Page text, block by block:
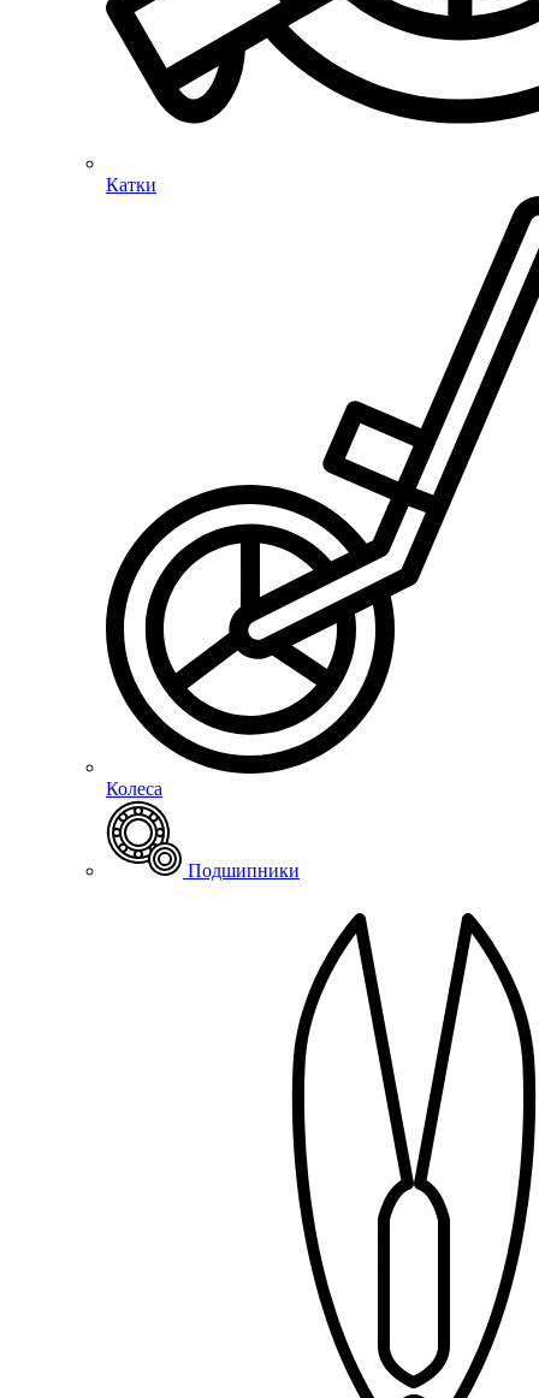
Катки
Колеса
Подшипники